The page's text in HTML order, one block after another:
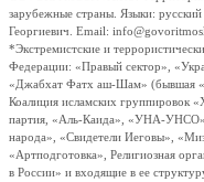
зарубежные страны. Языки:
Георгиевич. Email:
*Экстремистские и
Федерации: «Правый сектор»,
«Джабхат Фатх аш-Шам» (бывшая
Коалиция исламских группировок
партия, «Аль-Каида», «УНА-
народа», «Свидетели Иеговы»,
«Артподготовка», Религиозная
в России» и входящие в ее